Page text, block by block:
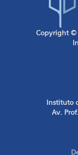
Copyright ©
Instituto
Av.